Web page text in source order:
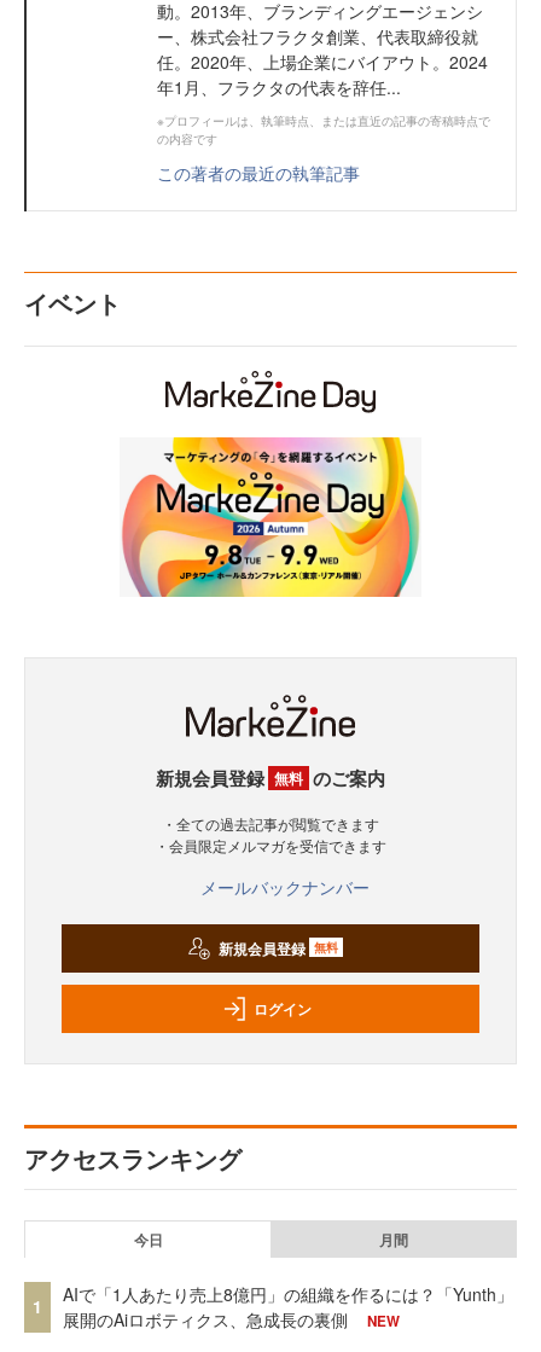
動。2013年、ブランディングエージェンシ
ー、株式会社フラクタ創業、代表取締役就
任。2020年、上場企業にバイアウト。2024
年1月、フラクタの代表を辞任...
※プロフィールは、執筆時点、または直近の記事の寄稿時点で
の内容です
この著者の最近の執筆記事
イベント
新規会員登録 無料 のご案内
・全ての過去記事が閲覧できます
・会員限定メルマガを受信できます
メールバックナンバー
新規会員登録 無料
ログイン
アクセスランキング
今日 月間
1
AIで「1人あたり売上8億円」の組織を作るには？「Yunth」
展開のAiロボティクス、急成長の裏側
NEW